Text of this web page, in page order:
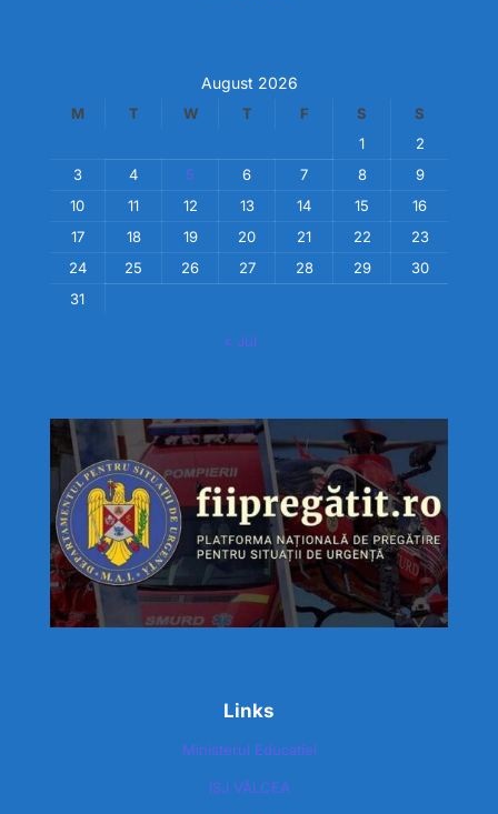
August 2026
M T W T F S
S
1
2
3
4 5 6 7 8
9
10
11 12 13 14 15
16
17
18 19 20 21 22
23
24
25 26 27 28 29
30
31
« Jul
Links
Ministerul Educatiei
ISJ VÂLCEA